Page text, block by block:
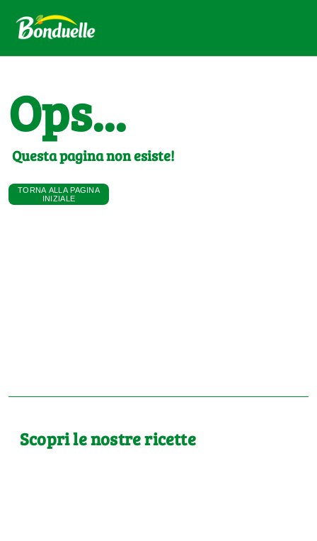
Ops...
Questa pagina non esiste!
TORNA ALLA PAGINA
INIZIALE
Scopri le nostre ricette